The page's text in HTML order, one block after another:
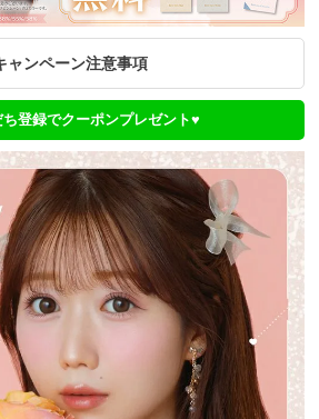
ャンペーン注意事項
登録でクーポンプレゼント♥